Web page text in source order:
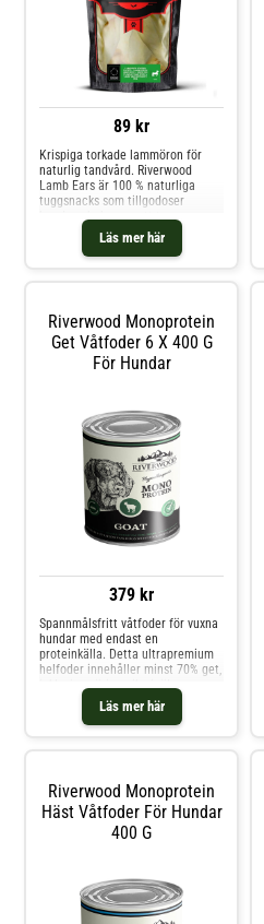
89 kr
Läs mer här
Krispiga torkade lammöron för
naturlig tandvård. Riverwood
Lamb Ears är 100 % naturliga
tuggsnacks som tillgodoser
samtidigt som de främjar
tandhälsan. De lufttorkade öronen
har en tillfredsställande krispig
Riverwood Monoprotein
Get Våtfoder 6 X 400 G
För Hundar
379 kr
Läs mer här
Spannmålsfritt våtfoder för vuxna
hundar med endast en
proteinkälla. Detta ultrapremium
helfoder innehåller minst 70% get,
inklusive näringsrika inälvor,
varsamt ångkokt för att bevara
viktiga aminosyror och
näringsämnen. Receptet är
Riverwood Monoprotein
Häst Våtfoder För Hundar
400 G